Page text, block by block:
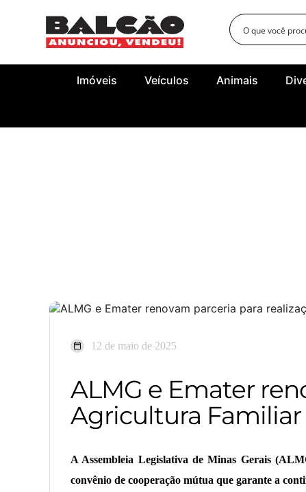
Imóveis Veículos Animais
12 de maio de 2025
ALMG e Emater
Agricultura Familiar
A Assembleia Legislativa de Minas Gerais
convênio de cooperação mútua que garante a